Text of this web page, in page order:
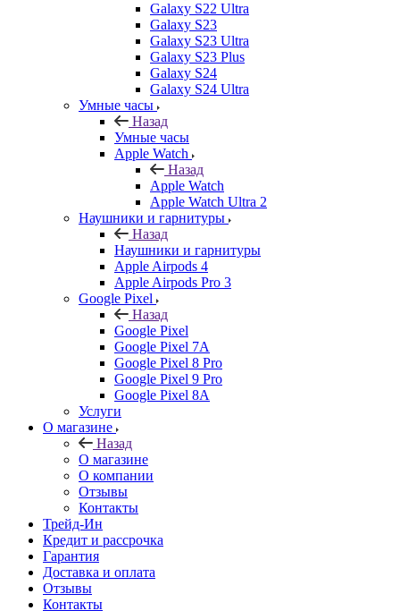
Galaxy S22 Ultra
Galaxy S23
Galaxy S23 Ultra
Galaxy S23 Plus
Galaxy S24
Galaxy S24 Ultra
Умные часы
Назад
Умные часы
Apple Watch
Назад
Apple Watch
Apple Watch Ultra 2
Наушники и гарнитуры
Назад
Наушники и гарнитуры
Apple Airpods 4
Apple Airpods Pro 3
Google Pixel
Назад
Google Pixel
Google Pixel 7А
Google Pixel 8 Pro
Google Pixel 9 Pro
Google Pixel 8A
Услуги
О магазине
Назад
О магазине
О компании
Отзывы
Контакты
Трейд-Ин
Кредит и рассрочка
Гарантия
Доставка и оплата
Отзывы
Контакты